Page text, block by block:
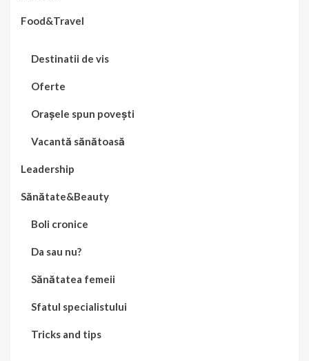
Food&Travel
Destinatii de vis
Oferte
Orașele spun povești
Vacantă sănătoasă
Leadership
Sănătate&Beauty
Boli cronice
Da sau nu?
Sănătatea femeii
Sfatul specialistului
Tricks and tips